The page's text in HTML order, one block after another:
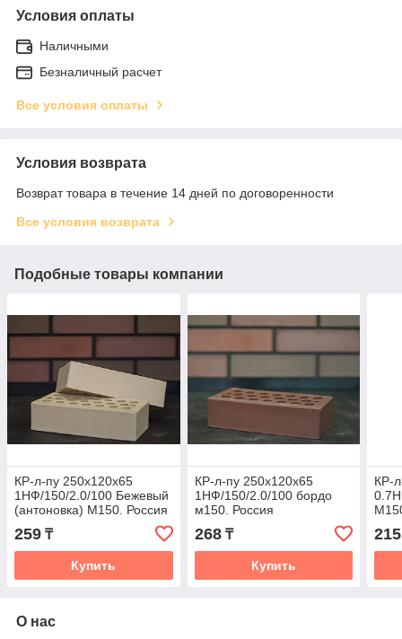
Условия оплаты
Наличными
Безналичный расчет
Все условия оплаты
Условия возврата
Возврат товара в течение 14 дней по договоренности
Все условия возврата
Подобные товары компании
КР-л-пу 250x120x65
1НФ/150/2.0/100 Бежевый
(антоновка) М150. Россия
259 ₸
Купить
КР-л-пу 250x120x65
1НФ/150/2.0/100 бордо
м150. Россия
268₸
Купить
КР-
215
О нас